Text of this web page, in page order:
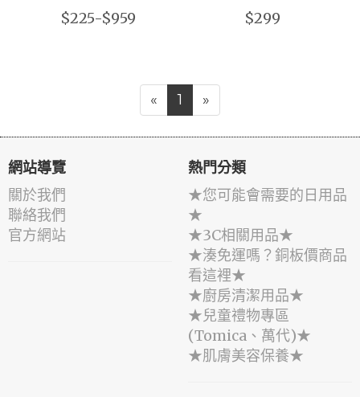
$225-$959 $299
« 1 »
網站導覽
關於我們
聯絡我們
官方網站
熱門分類
★您可能會需要的日用品
★
★3C相關用品★
★湊免運嗎？銅板價商品
看這裡★
★廚房清潔用品★
★兒童禮物專區
(Tomica、萬代)★
★肌膚美容保養★